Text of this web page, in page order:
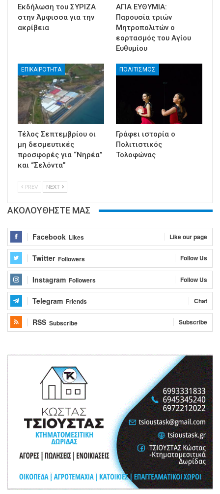
Εκδήλωση του ΣΥΡΙΖΑ
στην Άμφισσα για την
ακρίβεια
ΑΓΙΑ ΕΥΘΥΜΙΑ:
Παρουσία τριών
Μητροπολιτών ο
εορτασμός του Αγίου
Ευθυμίου
ΕΠΙΚΑΙΡΟΤΗΤΑ
Τέλος Σεπτεμβρίου οι
μη δεσμευτικές
προσφορές για “Νηρέα”
και “Σελόντα”
ΠΟΛΙΤΙΣΜΟΣ
Γράφει ιστορία ο
Πολιτιστικός
Τολοφώνας
PREV NEXT
ΑΚΟΛΟΥΘΗΣΤΕ ΜΑΣ
Facebook Likes Like our page
Twitter Followers Follow Us
Instagram Followers Follow Us
Telegram Friends Chat
RSS Subscribe Subscribe